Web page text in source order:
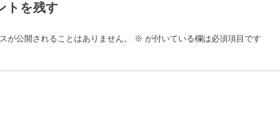
トを残す
が公開されることはありません。 ※ が付いている欄は必須項目です